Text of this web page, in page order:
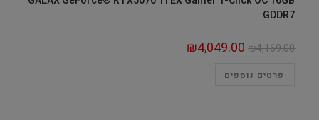
GDDR7
₪4,169.00
₪4,049.00
פרטים נוספים